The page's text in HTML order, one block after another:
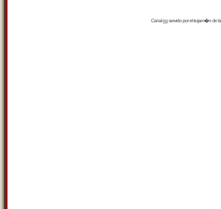
Canalrssservido por eltrujam�nde